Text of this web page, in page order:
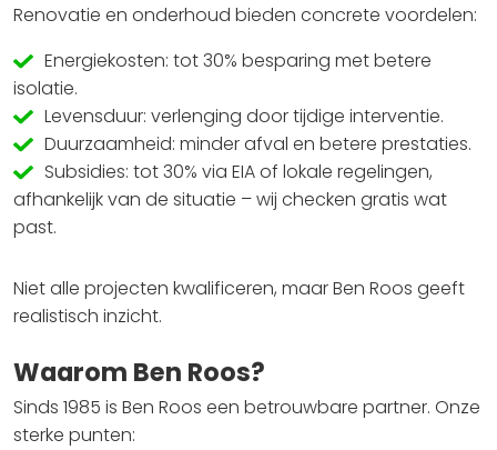
Renovatie en onderhoud bieden concrete voordelen:
Energiekosten: tot 30% besparing met betere
isolatie.
Levensduur: verlenging door tijdige interventie.
Duurzaamheid: minder afval en betere prestaties.
Subsidies: tot 30% via EIA of lokale regelingen,
afhankelijk van de situatie – wij checken gratis wat
past.
Niet alle projecten kwalificeren, maar Ben Roos geeft
realistisch inzicht.
Waarom Ben Roos?
Sinds 1985 is Ben Roos een betrouwbare partner. Onze
sterke punten: